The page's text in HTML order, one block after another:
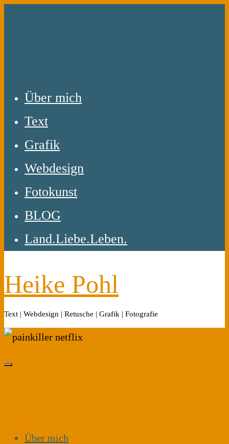
Über mich
Text
Grafik
Webdesign
Fotokunst
BLOG
Land.Liebe.Leben.
Heike Pohl
Text | Webdesign | Retusche | Grafik | Fotografie
Über mich